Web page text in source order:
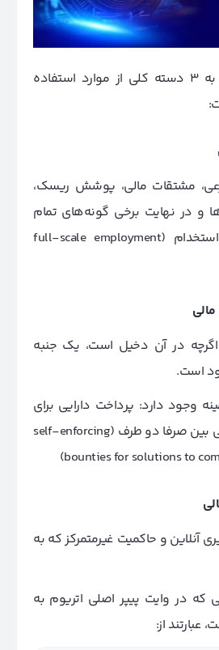
در وایت پیپر اتریوم به 3 دسته کلی از موارد استفاده
مشتقات مالی، پوشش ریسک،
و در نهایت برخی گونه‌های تمام
مقیاس قراردادهای استخدام (full-scale employment
در آن دخیل است، یک جنبه
است.
وجود دارد: پرداخت دارایی برای
حل مشکلات محاسباتی بین صرفا دو طرف (self-enforcing
bounties for solutions to
آنلاین و حاکمیت غیرمتمرکز که به
که در وایت پیپر اصلی اتریوم به
عبارتند از: